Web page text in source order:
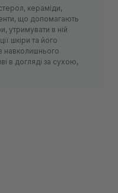
кераміди,
що допомагають
утримувати в ній
шкіри та його
навколишнього
в догляді за сухою,